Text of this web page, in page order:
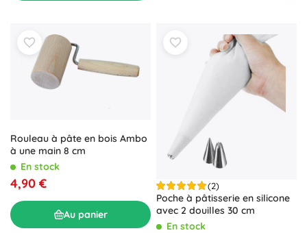
Rouleau à pâte en bois Ambo
à une main 8 cm
En stock
4,90 €
Au panier
(2)
Poche à pâtisserie en silicone
avec 2 douilles 30 cm
En stock